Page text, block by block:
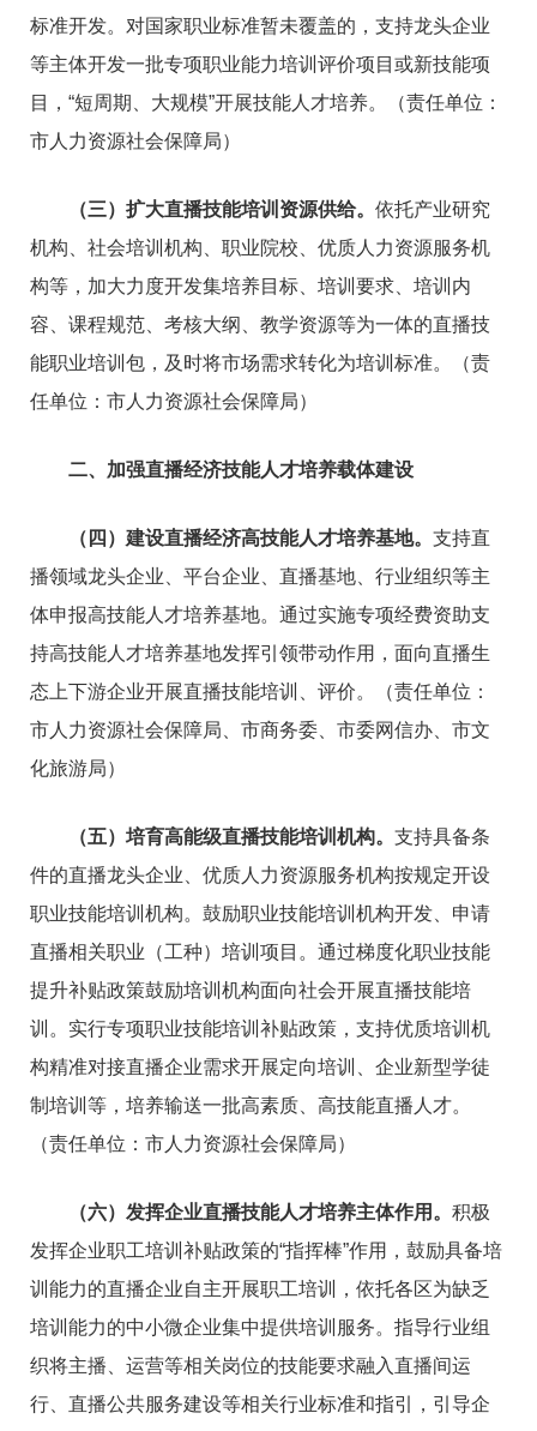
标准开发。对国家职业标准暂未覆盖的，支持龙头企业
等主体开发一批专项职业能力培训评价项目或新技能项
目，“短周期、大规模”开展技能人才培养。（责任单位：
市人力资源社会保障局）
（三）扩大直播技能培训资源供给。 依托产业研究
机构、社会培训机构、职业院校、优质人力资源服务机
构等，加大力度开发集培养目标、培训要求、培训内
容、课程规范、考核大纲、教学资源等为一体的直播技
能职业培训包，及时将市场需求转化为培训标准。（责
任单位：市人力资源社会保障局）
二、加强直播经济技能人才培养载体建设
（四）建设直播经济高技能人才培养基地。 支持直
播领域龙头企业、平台企业、直播基地、行业组织等主
体申报高技能人才培养基地。通过实施专项经费资助支
持高技能人才培养基地发挥引领带动作用，面向直播生
态上下游企业开展直播技能培训、评价。（责任单位：
市人力资源社会保障局、市商务委、市委网信办、市文
化旅游局）
（五）培育高能级直播技能培训机构。 支持具备条
件的直播龙头企业、优质人力资源服务机构按规定开设
职业技能培训机构。鼓励职业技能培训机构开发、申请
直播相关职业（工种）培训项目。通过梯度化职业技能
提升补贴政策鼓励培训机构面向社会开展直播技能培
训。实行专项职业技能培训补贴政策，支持优质培训机
构精准对接直播企业需求开展定向培训、企业新型学徒
制培训等，培养输送一批高素质、高技能直播人才。
（责任单位：市人力资源社会保障局）
（六）发挥企业直播技能人才培养主体作用。 积极
发挥企业职工培训补贴政策的“指挥棒”作用，鼓励具备培
训能力的直播企业自主开展职工培训，依托各区为缺乏
培训能力的中小微企业集中提供培训服务。指导行业组
织将主播、运营等相关岗位的技能要求融入直播间运
行、直播公共服务建设等相关行业标准和指引，引导企